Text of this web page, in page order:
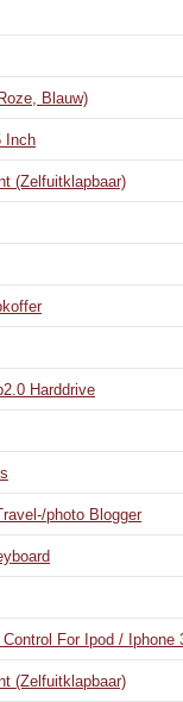
Blauw)
Inch
(Zelfuitklapbaar)
Harddrive
photo Blogger
For Ipod / Iphone
(Zelfuitklapbaar)